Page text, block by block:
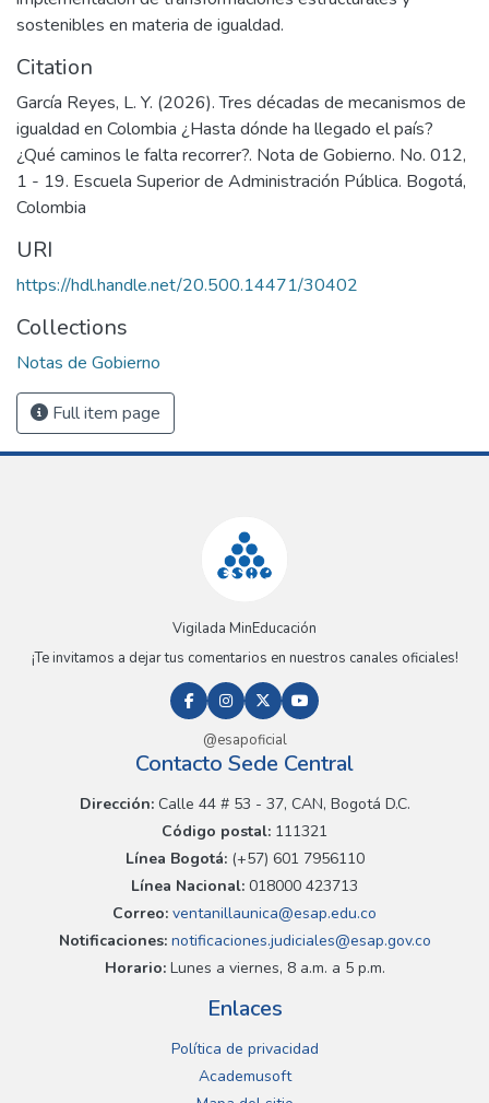
sostenibles en materia de igualdad.
Citation
García Reyes, L. Y. (2026). Tres décadas de mecanismos de
igualdad en Colombia ¿Hasta dónde ha llegado el país?
¿Qué caminos le falta recorrer?. Nota de Gobierno. No. 012,
1 - 19. Escuela Superior de Administración Pública. Bogotá,
Colombia
URI
https://hdl.handle.net/20.500.14471/30402
Collections
Notas de Gobierno
Full item page
Vigilada MinEducación
¡Te invitamos a dejar tus comentarios en nuestros canales oficiales!
@esapoficial
Contacto Sede Central
Dirección:Calle 44 # 53 - 37, CAN, Bogotá D.C.
Código postal: 111321
Línea Bogotá:(+57) 601 7956110
Línea Nacional: 018000 423713
Correo: ventanillaunica@esap.edu.co
Notificaciones:notificaciones.judiciales@esap.gov.co
Horario:Lunes a viernes, 8 a.m. a 5 p.m.
Enlaces
Política de privacidad
Academusoft